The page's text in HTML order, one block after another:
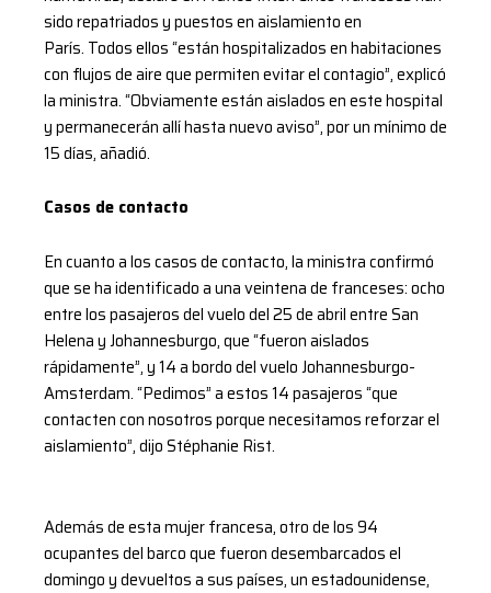
sido repatriados y puestos en aislamiento en
París. Todos ellos “están hospitalizados en habitaciones
con flujos de aire que permiten evitar el contagio”, explicó
la ministra. “Obviamente están aislados en este hospital
y permanecerán allí hasta nuevo aviso”, por un mínimo de
15 días, añadió.
Casos de contacto
En cuanto a los casos de contacto, la ministra confirmó
que se ha identificado a una veintena de franceses: ocho
entre los pasajeros del vuelo del 25 de abril entre San
Helena y Johannesburgo, que “fueron aislados
rápidamente”, y 14 a bordo del vuelo Johannesburgo-
Amsterdam. “Pedimos” a estos 14 pasajeros “que
contacten con nosotros porque necesitamos reforzar el
aislamiento”, dijo Stéphanie Rist.
Además de esta mujer francesa, otro de los 94
ocupantes del barco que fueron desembarcados el
domingo y devueltos a sus países, un estadounidense,